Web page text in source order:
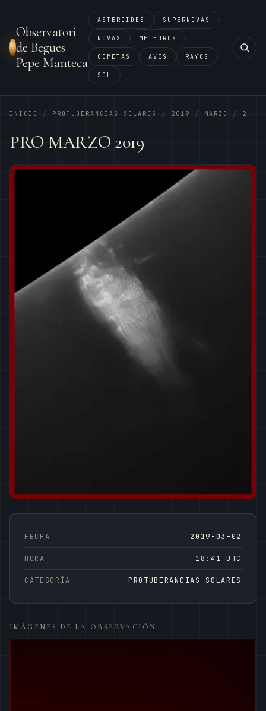
Observatori
de Begues –
Pepe Manteca
ASTEROIDES SUPERNOVAS
NOVAS METEOROS
COMETAS AVES RAYOS
SOL
INICIO / PROTUBERANCIAS SOLARES / 2019 / MARZO / 2
PRO MARZO 2019
FECHA 2019-03-02
HORA 18:41 UTC
CATEGORÍA PROTUBERANCIAS SOLARES
IMÁGENES DE LA OBSERVACIÓN